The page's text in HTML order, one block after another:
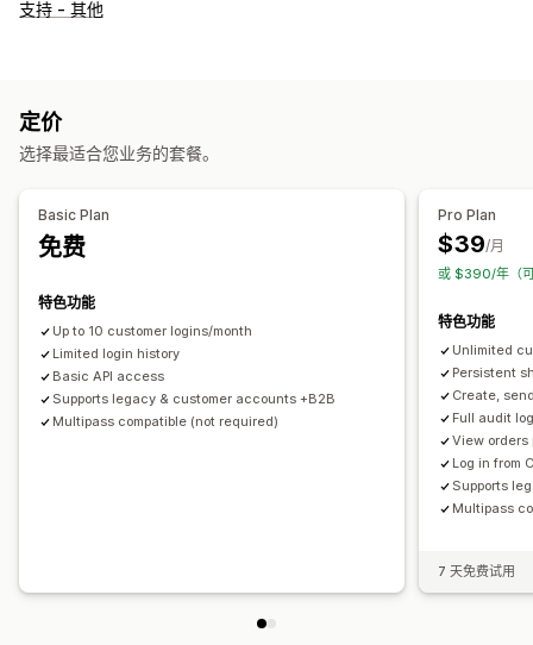
支持 - 其他
定价
选择最适合您业务的套餐。
Basic Plan
免费
特色功能
Up to 10 customer logins/month
Limited login history
Basic API access
Supports legacy & customer accounts +B2B
Multipass compatible (not required)
Pro Plan
$39/月
或 $390/年（
特色功能
Unlimited
Persistent
Create,
Full audit
View
Log in from
Supports
Multipass
7 天免费试用